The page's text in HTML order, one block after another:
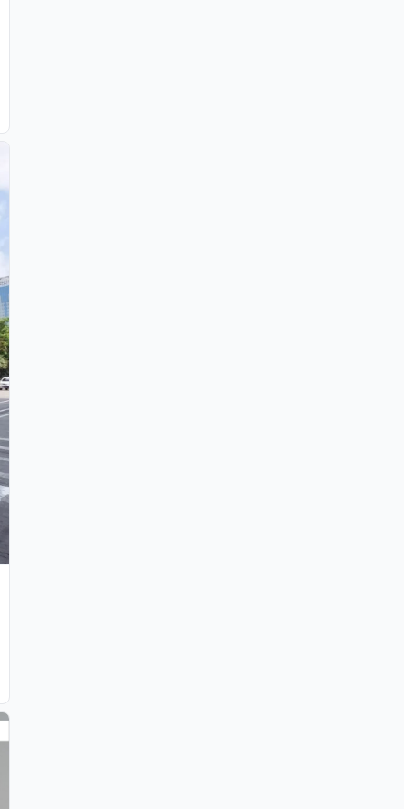
Cinere
Bulus Andara